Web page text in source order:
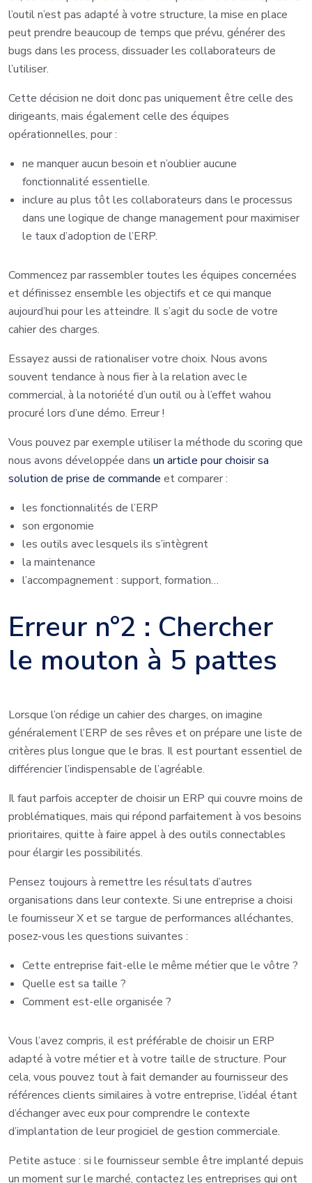
l’outil n’est pas adapté à votre structure, la mise en place
peut prendre beaucoup de temps que prévu, générer des
bugs dans les process, dissuader les collaborateurs de
l’utiliser.
Cette décision ne doit donc pas uniquement être celle des
dirigeants, mais également celle des équipes
opérationnelles, pour :
ne manquer aucun besoin et n’oublier aucune
fonctionnalité essentielle.
inclure au plus tôt les collaborateurs dans le processus
dans une logique de change management pour maximiser
le taux d’adoption de l’ERP.
Commencez par rassembler toutes les équipes concernées
et définissez ensemble les objectifs et ce qui manque
aujourd’hui pour les atteindre. Il s’agit du socle de votre
cahier des charges.
Essayez aussi de rationaliser votre choix. Nous avons
souvent tendance à nous fier à la relation avec le
commercial, à la notoriété d’un outil ou à l’effet wahou
procuré lors d’une démo. Erreur !
Vous pouvez par exemple utiliser la méthode du scoring que
nous avons développée dans un article pour choisir sa
solution de prise de commande et comparer :
les fonctionnalités de l’ERP
son ergonomie
les outils avec lesquels ils s’intègrent
la maintenance
l’accompagnement : support, formation…
Erreur n°2 : Chercher
le mouton à 5 pattes
Lorsque l’on rédige un cahier des charges, on imagine
généralement l’ERP de ses rêves et on prépare une liste de
critères plus longue que le bras. Il est pourtant essentiel de
différencier l’indispensable de l’agréable.
Il faut parfois accepter de choisir un ERP qui couvre moins de
problématiques, mais qui répond parfaitement à vos besoins
prioritaires, quitte à faire appel à des outils connectables
pour élargir les possibilités.
Pensez toujours à remettre les résultats d’autres
organisations dans leur contexte. Si une entreprise a choisi
le fournisseur X et se targue de performances alléchantes,
posez-vous les questions suivantes :
Cette entreprise fait-elle le même métier que le vôtre ?
Quelle est sa taille ?
Comment est-elle organisée ?
Vous l’avez compris, il est préférable de choisir un ERP
adapté à votre métier et à votre taille de structure. Pour
cela, vous pouvez tout à fait demander au fournisseur des
références clients similaires à votre entreprise, l’idéal étant
d’échanger avec eux pour comprendre le contexte
d’implantation de leur progiciel de gestion commerciale.
Petite astuce : si le fournisseur semble être implanté depuis
un moment sur le marché, contactez les entreprises qui ont